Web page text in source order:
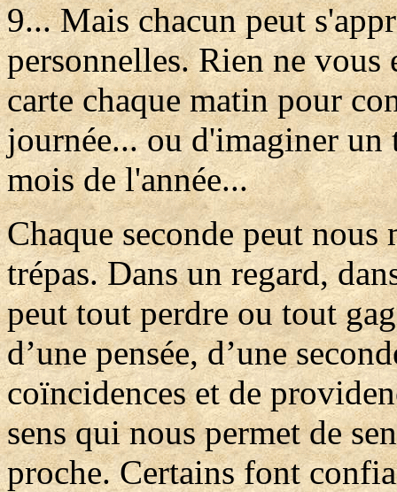
9... Mais chacun peut
personnelles. Rien ne vous
carte chaque matin pour
journée... ou d'imaginer un
mois de l'année...
Chaque seconde peut
trépas. Dans un regard,
peut tout perdre ou tout
d’une pensée, d’une
coïncidences et de
sens qui nous permet de
proche. Certains font